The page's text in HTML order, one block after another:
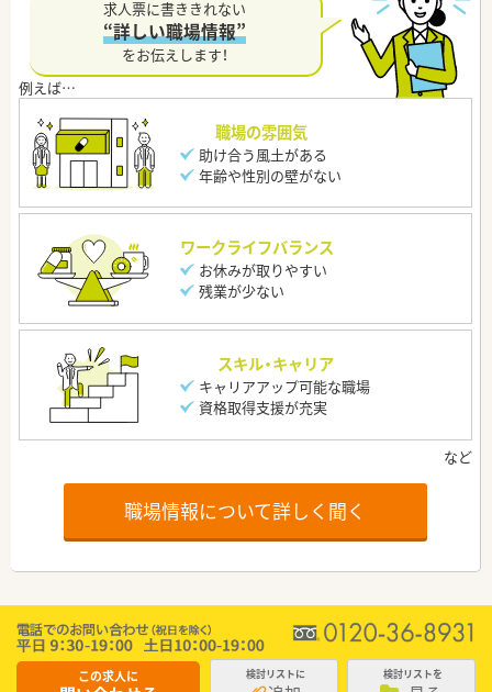
求人票に書ききれない
“詳しい職場情報”
をお伝えします！
職場の雰囲気
助け合う風土がある
年齢や性別の壁がない
ワークライフバランス
お休みが取りやすい
残業が少ない
スキル・キャリア
キャリアアップ可能な職場
資格取得支援が充実
職場情報について詳しく聞く
この求人に 検討リストに 検討リストを